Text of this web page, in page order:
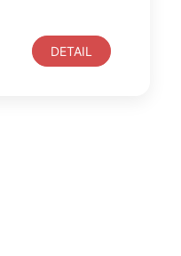
DETAIL